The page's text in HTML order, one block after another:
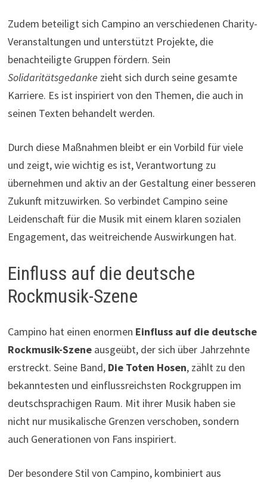
Zudem beteiligt sich Campino an verschiedenen Charity-
Veranstaltungen und unterstützt Projekte, die
benachteiligte Gruppen fördern. Sein
Solidaritätsgedanke zieht sich durch seine gesamte
Karriere. Es ist inspiriert von den Themen, die auch in
seinen Texten behandelt werden.
Durch diese Maßnahmen bleibt er ein Vorbild für viele
und zeigt, wie wichtig es ist, Verantwortung zu
übernehmen und aktiv an der Gestaltung einer besseren
Zukunft mitzuwirken. So verbindet Campino seine
Leidenschaft für die Musik mit einem klaren sozialen
Engagement, das weitreichende Auswirkungen hat.
Einfluss auf die deutsche
Rockmusik-Szene
Campino hat einen enormen Einfluss auf die deutsche
Rockmusik-Szeneausgeübt, der sich über Jahrzehnte
erstreckt. Seine Band, Die Toten Hosen, zählt zu den
bekanntesten und einflussreichsten Rockgruppen im
deutschsprachigen Raum. Mit ihrer Musik haben sie
nicht nur musikalische Grenzen verschoben, sondern
auch Generationen von Fans inspiriert.
Der besondere Stil von Campino, kombiniert aus